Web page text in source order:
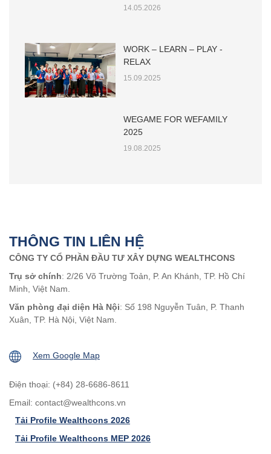
14.05.2026
WORK – LEARN – PLAY -
RELAX
15.09.2025
WEGAME FOR WEFAMILY
2025
19.08.2025
THÔNG TIN LIÊN HỆ
CÔNG TY CỔ PHẦN ĐẦU TƯ XÂY DỰNG WEALTHCONS
Trụ sở chính: 2/26 Võ Trường Toản, P. An Khánh, TP. Hồ Chí
Minh, Việt Nam.
Văn phòng đại diện Hà Nội: Số 198 Nguyễn Tuân, P. Thanh
Xuân, TP. Hà Nội, Việt Nam.
Xem Google Map
Điện thoại: (+84) 28-6686-8611
Email: contact@wealthcons.vn
Tải Profile Wealthcons 2026
Tải Profile Wealthcons MEP 2026